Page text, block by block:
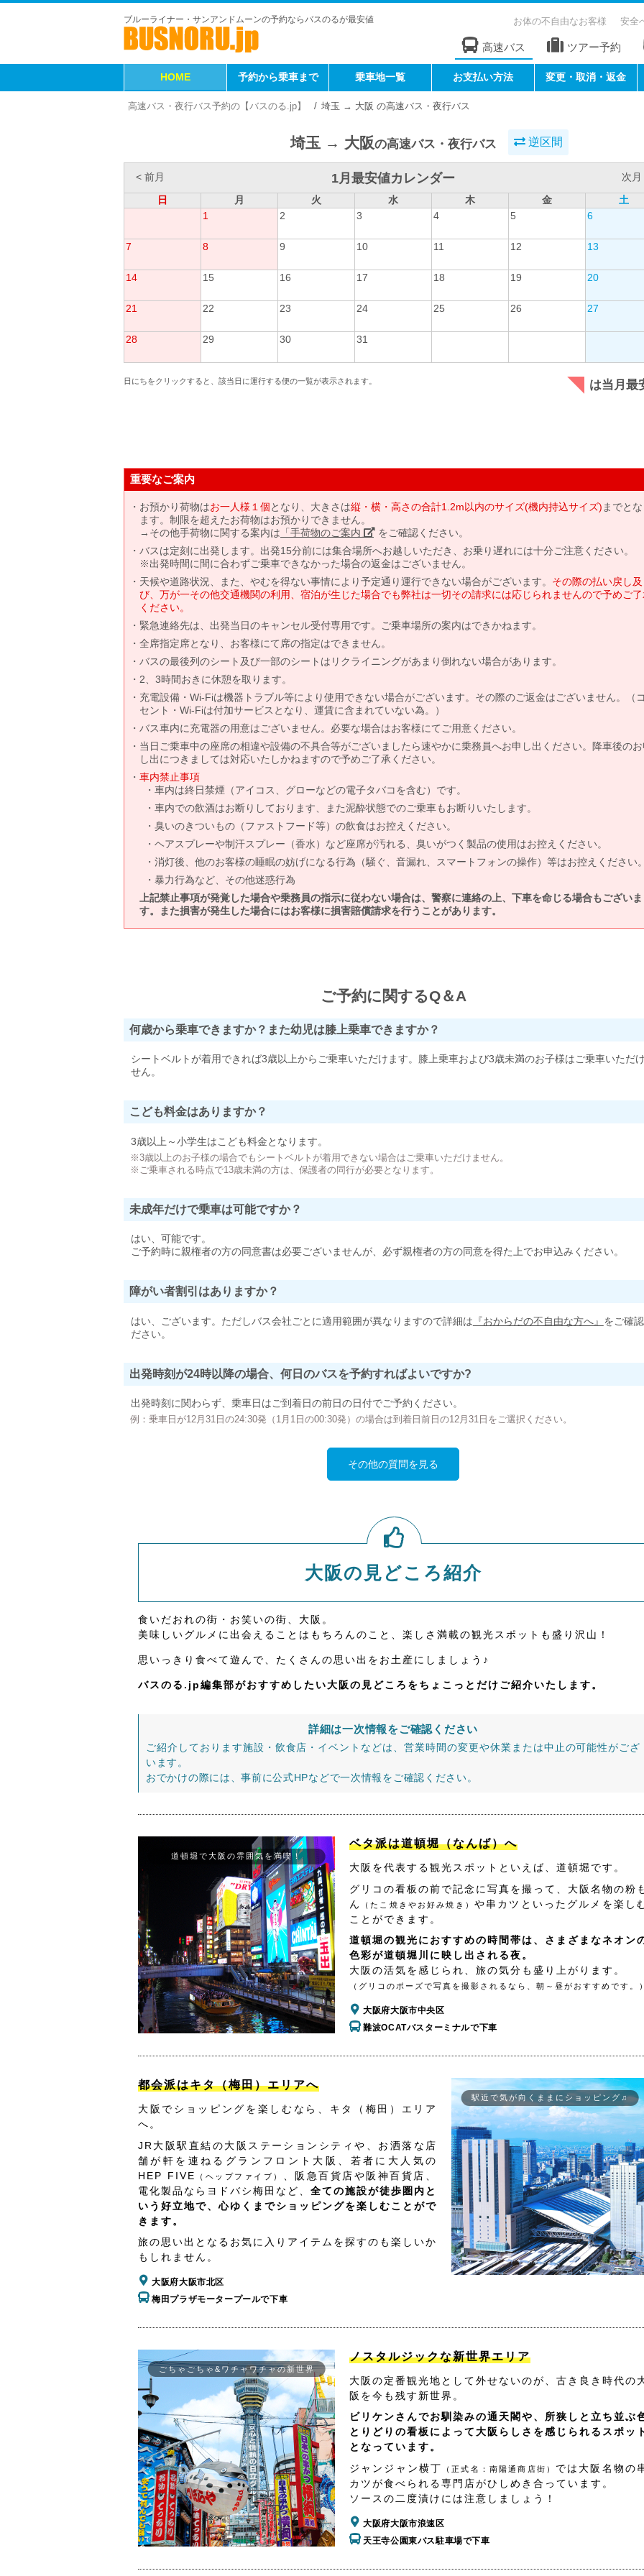
ブルーライナー・サンアンドムーンの予約ならバスのるが最安値 お体の不自由なお客様 安全
高速バス ツアー予約
HOME 予約から乗車まで 乗車地一覧 お支払い方法 変更・取消・返金
高速バス・夜行バス予約の【バスのる.jp】 埼玉 → 大阪 の高速バス・夜行バス
埼玉 → 大阪の高速バス・夜行バス 逆区間
< 前月 1月最安値カレンダー
次月
日
月 火 水 木 金
土
1
2 3 4 5 6
7 8 9 10 11 12 13
14 15 16 17 18 19 20
21 22 23 24 25 26 27
28 29 30 31
日にちをクリックすると、該当日に運行する便の一覧が表示されます。 は当月最
重要なご案内
お預かり荷物はお一人様１個となり、大きさは縦・横・高さの合計1.2m以内のサイズ(機内持込サイズ) までと
ます。制限を超えたお荷物はお預かりできません。
→その他手荷物に関する案内は 「手荷物のご案内」 をご確認ください。
バスは定刻に出発します。出発15分前には集合場所へお越しいただき、お乗り遅れには十分ご注意ください。
※出発時間に間に合わずご乗車できなかった場合の返金はございません。
天候や道路状況、また、やむを得ない事情により予定通り運行できない場合がございます。 その際の払い戻し及
び、万が一その他交通機関の利用、宿泊が生じた場合でも弊社は一切その請求には応じられませんので予めご
ください。
緊急連絡先は、出発当日のキャンセル受付専用です。ご乗車場所の案内はできかねます。
全席指定席となり、お客様にて席の指定はできません。
バスの最後列のシート及び一部のシートはリクライニングがあまり倒れない場合があります。
2、3時間おきに休憩を取ります。
充電設備・Wi-Fiは機器トラブル等により使用できない場合がございます。その際のご返金はございません。（
セント・Wi-Fiは付加サービスとなり、運賃に含まれていない為。）
バス車内に充電器の用意はございません。必要な場合はお客様にてご用意ください。
当日ご乗車中の座席の相違や設備の不具合等がございましたら速やかに乗務員へお申し出ください。降車後の
し出につきましては対応いたしかねますので予めご了承ください。
車内禁止事項
車内は終日禁煙（アイコス、グローなどの電子タバコを含む）です。
車内での飲酒はお断りしております、また泥酔状態でのご乗車もお断りいたします。
臭いのきついもの（ファストフード等）の飲食はお控えください。
ヘアスプレーや制汗スプレー（香水）など座席が汚れる、臭いがつく製品の使用はお控えください。
消灯後、他のお客様の睡眠の妨げになる行為（騒ぐ、音漏れ、スマートフォンの操作）等はお控えください
暴力行為など、その他迷惑行為
上記禁止事項が発覚した場合や乗務員の指示に従わない場合は、警察に連絡の上、下車を命じる場合もございま
す。また損害が発生した場合にはお客様に損害賠償請求を行うことがあります。
ご予約に関するQ＆A
何歳から乗車できますか？また幼児は膝上乗車できますか？
シートベルトが着用できれば3歳以上からご乗車いただけます。膝上乗車および3歳未満のお子様はご乗車いただ
せん。
こども料金はありますか？
3歳以上～小学生はこども料金となります。
※3歳以上のお子様の場合でもシートベルトが着用できない場合はご乗車いただけません。
※ご乗車される時点で13歳未満の方は、保護者の同行が必要となります。
未成年だけで乗車は可能ですか？
はい、可能です。
ご予約時に親権者の方の同意書は必要ございませんが、必ず親権者の方の同意を得た上でお申込みください。
障がい者割引はありますか？
はい、ございます。ただしバス会社ごとに適用範囲が異なりますので詳細は 『おからだの不自由な方へ』 をご確
ださい。
出発時刻が24時以降の場合、何日のバスを予約すればよいですか?
出発時刻に関わらず、乗車日はご到着日の前日の日付でご予約ください。
例：乗車日が12月31日の24:30発（1月1日の00:30発）の場合は到着日前日の12月31日をご選択ください。
その他の質問を見る
大阪の見どころ紹介
食いだおれの街・お笑いの街、大阪。
美味しいグルメに出会えることはもちろんのこと、楽しさ満載の観光スポットも盛り沢山！
思いっきり食べて遊んで、たくさんの思い出をお土産にしましょう♪
バスのる.jp編集部がおすすめしたい大阪の見どころをちょこっとだけご紹介いたします。
詳細は一次情報をご確認ください
ご紹介しております施設・飲食店・イベントなどは、営業時間の変更や休業または中止の可能性がござ
います。
おでかけの際には、事前に公式HPなどで一次情報をご確認ください。
道頓堀で大阪の雰囲気を満喫！
ベタ派は道頓堀（なんば）へ
大阪を代表する観光スポットといえば、道頓堀です。
グリコの看板の前で記念に写真を撮って、大阪名物の粉
ん
（たこ焼きやお好み焼き） や串カツといったグルメを楽し
ことができます。
道頓堀の観光におすすめの時間帯は、さまざまなネオン
色彩が道頓堀川に映し出される夜。
大阪の活気を感じられ、旅の気分も盛り上がります。
（グリコのポーズで写真を撮影されるなら、朝～昼がおすすめです。
大阪府大阪市中央区
難波OCATバスターミナルで下車
都会派はキタ（梅田）エリアへ
大阪でショッピングを楽しむなら、キタ（梅田）エリア
へ。
JR大阪駅直結の大阪ステーションシティや、お洒落な店
舗が軒を連ねるグランフロント大阪、若者に大人気の
HEP FIVE
（ヘップファイブ）
、阪急百貨店や阪神百貨店、
電化製品ならヨドバシ梅田など、 全ての施設が徒歩圏内と
いう好立地で、心ゆくまでショッピングを楽しむことがで
きます。
旅の思い出となるお気に入りアイテムを探すのも楽しいか
もしれません。
大阪府大阪市北区
梅田プラザモータープールで下車
駅近で気が向くままにショッピング♫
ごちゃごちゃ&ワチャワチャの新世界
ノスタルジックな新世界エリア
大阪の定番観光地として外せないのが、古き良き時代の
阪を今も残す新世界。
ビリケンさんでお馴染みの通天閣や、所狭しと立ち並ぶ
とりどりの看板によって大阪らしさを感じられるスポッ
となっています。
ジャンジャン横丁
（正式名：南陽通商店街） では大阪名物の
カツが食べられる専門店がひしめき合っています。
ソースの二度漬けには注意しましょう！
大阪府大阪市浪速区
天王寺公園東バス駐車場で下車